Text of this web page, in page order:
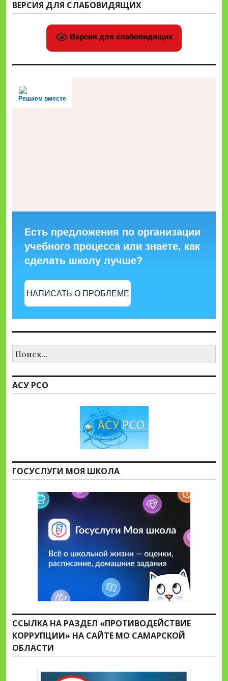
ВЕРСИЯ ДЛЯ СЛАБОВИДЯЩИХ
Версия для слабовидящих
Решаем вместе
Есть предложения по организации
учебного процесса или знаете, как
сделать школу лучше?
НАПИСАТЬ О ПРОБЛЕМЕ
АСУ РСО
ГОСУСЛУГИ МОЯ ШКОЛА
ССЫЛКА НА РАЗДЕЛ «ПРОТИВОДЕЙСТВИЕ
КОРРУПЦИИ» НА САЙТЕ МО САМАРСКОЙ
ОБЛАСТИ